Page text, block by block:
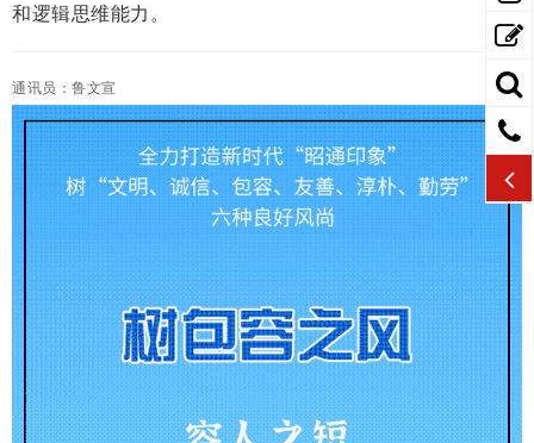
和逻辑思维能力。
通讯员：鲁文宣